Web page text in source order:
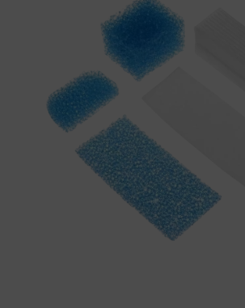
Խոհանոցի համար
Գեղեցկություն և խնամք
Ավտոմեքենաների աուդիոտեխնիկա
Գործիքներ
Սանկերամիկա